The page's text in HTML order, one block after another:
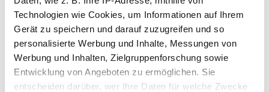
Technologien wie Cookies, um Informationen auf Ihrem
Gerät zu speichern und darauf zuzugreifen und so
personalisierte Werbung und Inhalte, Messungen von
Werbung und Inhalten, Zielgruppenforschung sowie
Entwicklung von Angeboten zu ermöglichen. Sie
entscheiden darüber, wer Ihre Daten für welche Zwecke
LEADERSNET.TV
LAUTSCHALTEN